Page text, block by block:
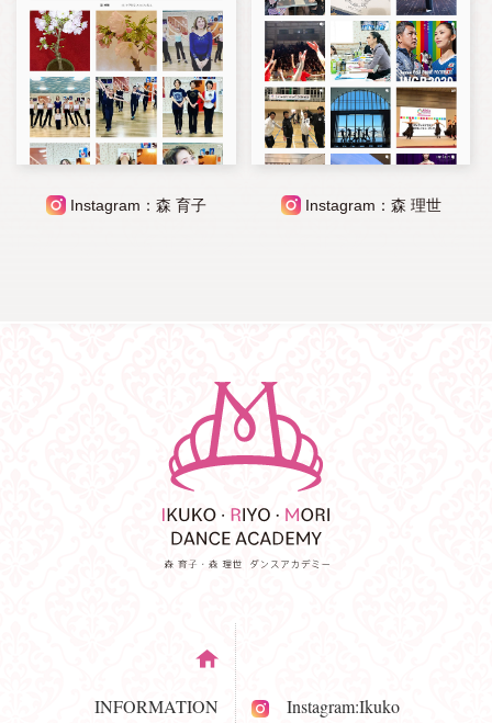
Instagram：森 育子 Instagram：森 理世
INFORMATION Instagram:Ikuko